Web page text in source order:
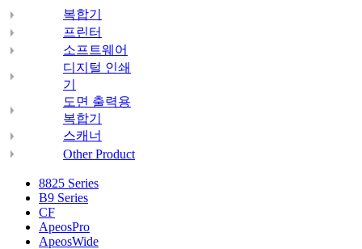
복합기
프린터
소프트웨어
디지털 인쇄
기
도면 출력용
복합기
스캐너
Other Product
8825 Series
B9 Series
CF
ApeosPro
ApeosWide